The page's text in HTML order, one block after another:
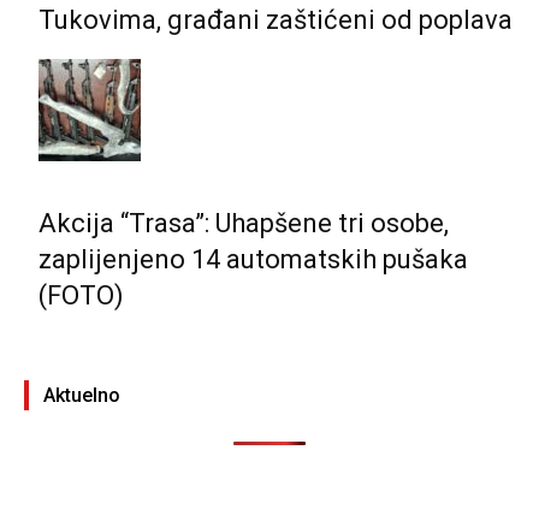
Tukovima, građani zaštićeni od poplava
Akcija “Trasa”: Uhapšene tri osobe,
zaplijenjeno 14 automatskih pušaka
(FOTO)
Aktuelno